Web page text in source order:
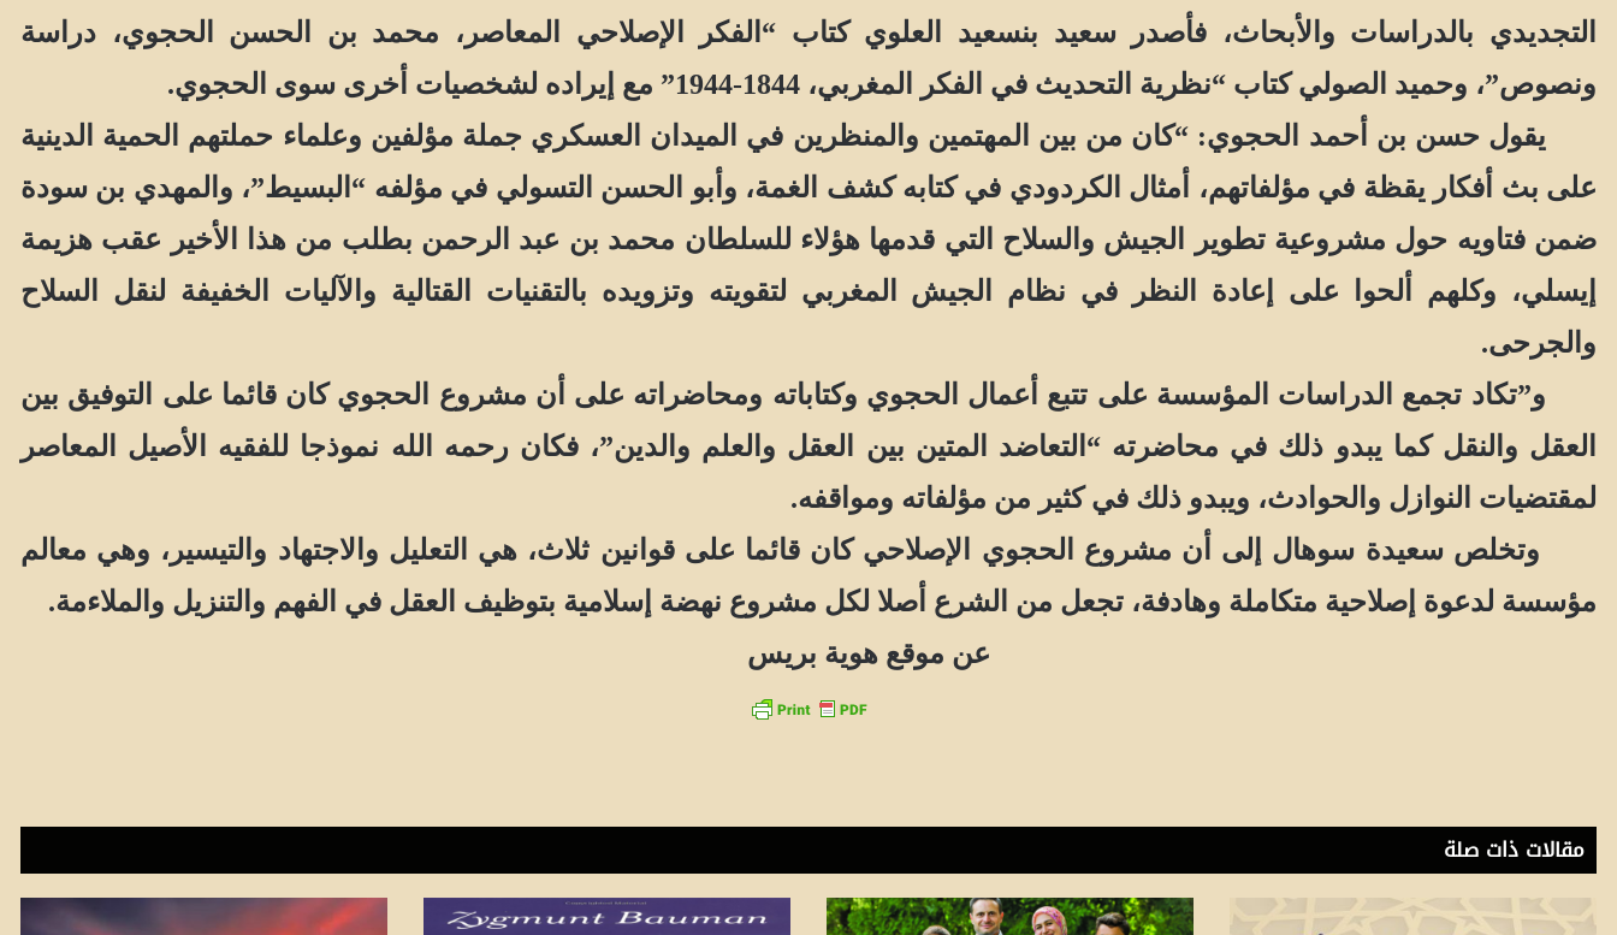
التجديدي بالدراسات والأبحاث، فأصدر سعيد بنسعيد العلوي كتاب “الفكر الإصلاحي المعاصر، محمد بن الحسن الحجوي، دراسة
ونصوص”، وحميد الصولي كتاب “نظرية التحديث في الفكر المغربي، 1844-1944” مع إيراده لشخصيات أخرى سوى الحجوي.
يقول حسن بن أحمد الحجوي: “كان من بين المهتمين والمنظرين في الميدان العسكري جملة مؤلفين وعلماء حملتهم الحمية الدينية
على بث أفكار يقظة في مؤلفاتهم، أمثال الكردودي في كتابه كشف الغمة، وأبو الحسن التسولي في مؤلفه “البسيط”، والمهدي بن سودة
ضمن فتاويه حول مشروعية تطوير الجيش والسلاح التي قدمها هؤلاء للسلطان محمد بن عبد الرحمن بطلب من هذا الأخير عقب هزيمة
إيسلي، وكلهم ألحوا على إعادة النظر في نظام الجيش المغربي لتقويته وتزويده بالتقنيات القتالية والآليات الخفيفة لنقل السلاح
والجرحى.
و”تكاد تجمع الدراسات المؤسسة على تتبع أعمال الحجوي وكتاباته ومحاضراته على أن مشروع الحجوي كان قائما على التوفيق بين
العقل والنقل كما يبدو ذلك في محاضرته “التعاضد المتين بين العقل والعلم والدين”، فكان رحمه الله نموذجا للفقيه الأصيل المعاصر
لمقتضيات النوازل والحوادث، ويبدو ذلك في كثير من مؤلفاته ومواقفه.
وتخلص سعيدة سوهال إلى أن مشروع الحجوي الإصلاحي كان قائما على قوانين ثلاث، هي التعليل والاجتهاد والتيسير، وهي معالم
مؤسسة لدعوة إصلاحية متكاملة وهادفة، تجعل من الشرع أصلا لكل مشروع نهضة إسلامية بتوظيف العقل في الفهم والتنزيل والملاءمة.
عن موقع هوية بريس
مقالات ذات صلة